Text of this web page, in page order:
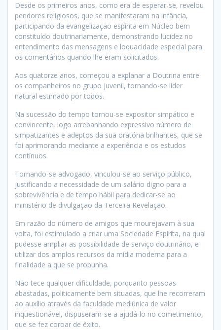
Desde os primeiros anos, como era de esperar-se, revelou
pendores religiosos, que se manifestaram na infância,
participando da evangelização espírita em Núcleo bem
constituído doutrinariamente, demonstrando lucidez no
entendimento das mensagens e loquacidade especial para
os comentários quando lhe eram solicitados.
Aos quatorze anos, começou a explanar a Doutrina entre
os companheiros no grupo juvenil, tornando-se líder
natural estimado por todos.
Na sucessão do tempo tornou-se expositor simpático e
convincente, logo arrebanhando expressivo número de
simpatizantes e adeptos da sua oratória brilhantes, que se
foi aprimorando mediante a experiência e os estudos
contínuos.
Tornando-se advogado, vinculou-se ao serviço público,
justificando a necessidade de um salário digno para a
sobrevivência e de tempo hábil para dedicar-se ao
ministério de divulgação da Terceira Revelação.
Em razão do número de amigos que mourejavam à sua
volta, foi estimulado a criar uma Sociedade Espírita, na qual
pudesse ampliar as possibilidade de serviço doutrinário, e
utilizar dos amplos recursos da mídia moderna para a
finalidade a que se propunha.
Não tece qualquer dificuldade, porquanto pessoas
abastadas, politicamente bem situadas, que lhe recorreram
ao auxílio através da faculdade mediúnica de valor
inquestionável, dispuseram-se a ajudá-lo no cometimento,
que se fez coroar de êxito.